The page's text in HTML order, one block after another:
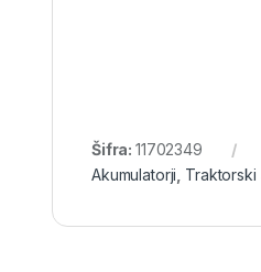
Šifra:11702349
Akumulatorji Traktorski